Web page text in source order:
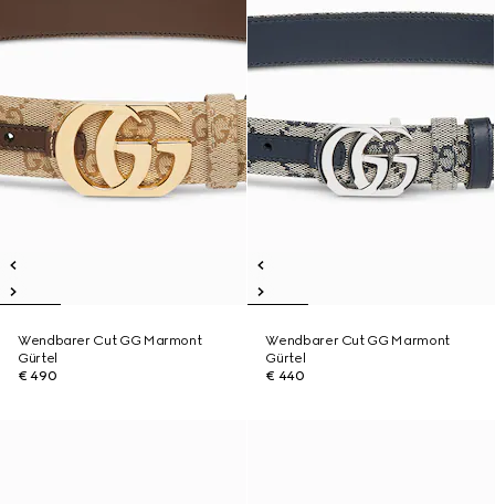
Wendbarer Cut GG Marmont
Gürtel
€ 490
Wendbarer Cut GG Marmont
Gürtel
€ 440